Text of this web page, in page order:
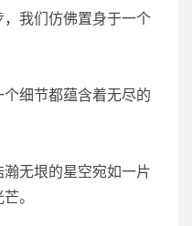
，我们仿佛置身于一个
细节都蕴含着无尽的
无垠的星空宛如一片
。